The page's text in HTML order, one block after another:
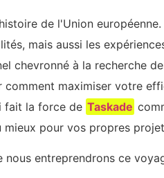
de l'Union européenne.
mais aussi les
chevronné à la recherche
maximiser votre
fait la force de Taskade
pour vos propres
entreprendrons ce